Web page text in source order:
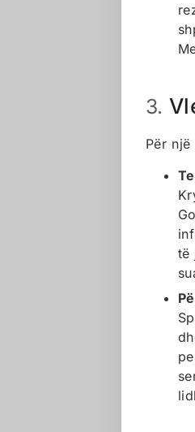
3.
Për
të